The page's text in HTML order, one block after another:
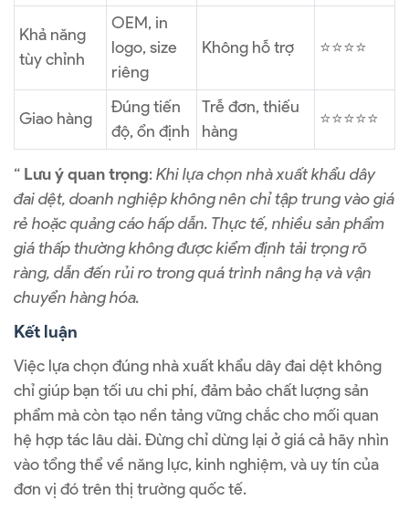
Khả năng
tùy chỉnh
OEM, in
logo, size
riêng
Không hỗ trợ ⭐⭐⭐⭐
Giao hàng
Đúng tiến
độ, ổn định
Trễ đơn, thiếu
hàng
⭐⭐⭐⭐⭐
“ Lưu ý quan trọng:Khi lựa chọn nhà xuất khẩu dây
đai dệt, doanh nghiệp không nên chỉ tập trung vào giá
rẻ hoặc quảng cáo hấp dẫn. Thực tế, nhiều sản phẩm
giá thấp thường không được kiểm định tải trọng rõ
ràng, dẫn đến rủi ro trong quá trình nâng hạ và vận
chuyển hàng hóa.
Kết luận
Việc lựa chọn đúng nhà xuất khẩu dây đai dệt không
chỉ giúp bạn tối ưu chi phí, đảm bảo chất lượng sản
phẩm mà còn tạo nền tảng vững chắc cho mối quan
hệ hợp tác lâu dài. Đừng chỉ dừng lại ở giá cả hãy nhìn
vào tổng thể về năng lực, kinh nghiệm, và uy tín của
đơn vị đó trên thị trường quốc tế.